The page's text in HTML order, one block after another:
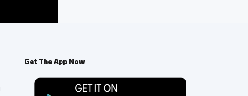
Get The App Now